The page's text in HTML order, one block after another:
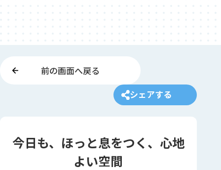
前の画面へ戻る
シェアする
今日も、ほっと息をつく、心地
よい空間